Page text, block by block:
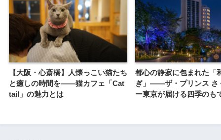
【大阪・心斎橋】人懐っこい猫たち
と癒しの時間を——猫カフェ「Cat
tail」の魅力とは
都心の静寂に包まれた「
ぎ」——ザ・プリンス さ
ー東京が届ける四季のも